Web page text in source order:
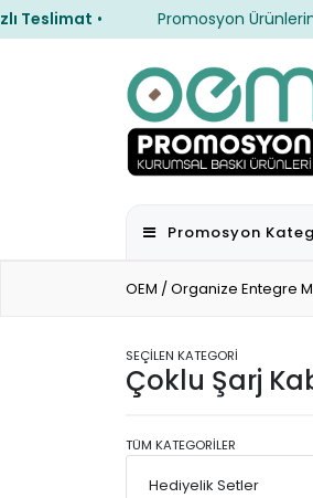
• Promosyon Ürünlerinde
Promosyon
OEM / Organize Entegre
SEÇİLEN KATEGORİ
Çoklu Şarj
TÜM KATEGORİLER
Hediyelik Setler